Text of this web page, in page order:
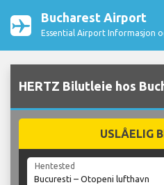
Bucharest Airport
Essential Airport Informasjon
HERTZ Bilutleie hos
USLÅELIG
Hentested